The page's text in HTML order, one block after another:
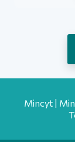
Mincyt |